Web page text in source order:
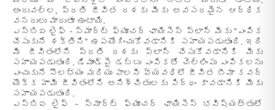
అందువల్ల, ప్రతి జీవిత దశకు మీకు అవసరమైన ఆర్థిక
వనరులు మారుతూ ఉంటాయి.
ఎస్‌బిఐ లైఫ్ - స్మార్ట్ ఫ్యూచర్ ఛాయిసెస్ ప్లాన్ మీకు "ఎంపిక
చేసుకునే శక్తిని" ఉపయోగించుకోవడానికి సహాయపడుతుంది. ఇది
మీ జీవితంలోని ప్రతి దశకు ప్లాన్ చేసుకోవడానికి మీకు
సహాయపడుతుంది. డిమాండ్‌పై డబ్బు ఎంపికతో చెల్లింపు ఎంపికలను
ఎంచుకునే సౌలభ్యం మరియు పాలసీ వ్యవధిలో జీవిత బీమా కవర్
యొక్క హామీ జీవితంలోని అనిశ్చితులకు సిద్ధం కావడానికి మీకు
సహాయపడుతుంది.
ఎస్‌బిఐ లైఫ్ – స్మార్ట్ ఫ్యూచర్ ఛాయిసెస్ భవిష్యత్తులో